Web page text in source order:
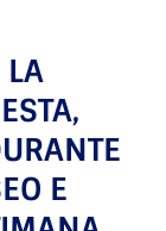
LA
E